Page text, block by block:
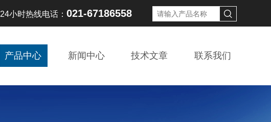
24小时热线电话： 021-67186558
产品中心 新闻中心 技术文章 联系我们